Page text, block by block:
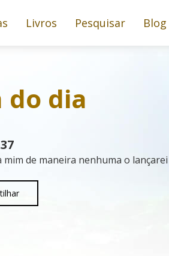
Livros Pesquisar Blog
dia
mim de maneira nenhuma o